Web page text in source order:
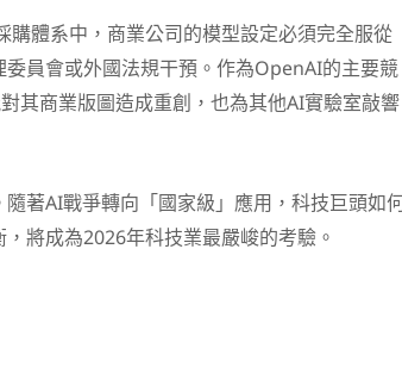
體系中，商業公司的模型設定必須完全服從
員會或外國法規干預。作為OpenAI的主要競
其商業版圖造成重創，也為其他AI實驗室敲響
著AI戰爭轉向「國家級」應用，科技巨頭如
將成為2026年科技業最嚴峻的考驗。